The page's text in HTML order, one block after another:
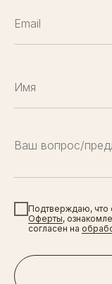
Подтверждаю, что
Оферты,
согласен на